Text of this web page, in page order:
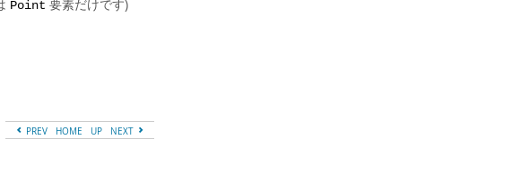
Point 要素だけです)
PREV HOME UP NEXT